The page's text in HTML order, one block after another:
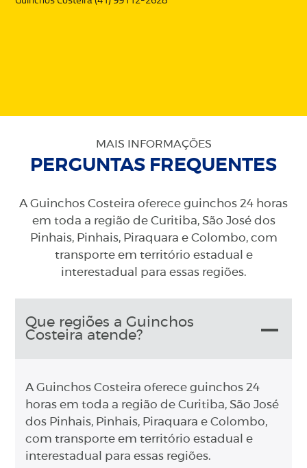
MAIS INFORMAÇÕES
PERGUNTAS FREQUENTES
A Guinchos Costeira oferece guinchos 24 horas
em toda a região de Curitiba, São José dos
Pinhais, Pinhais, Piraquara e Colombo, com
transporte em território estadual e
interestadual para essas regiões.
Que regiões a Guinchos
Costeira atende?
A Guinchos Costeira oferece guinchos 24
horas em toda a região de Curitiba, São José
dos Pinhais, Pinhais, Piraquara e Colombo,
com transporte em território estadual e
interestadual para essas regiões.